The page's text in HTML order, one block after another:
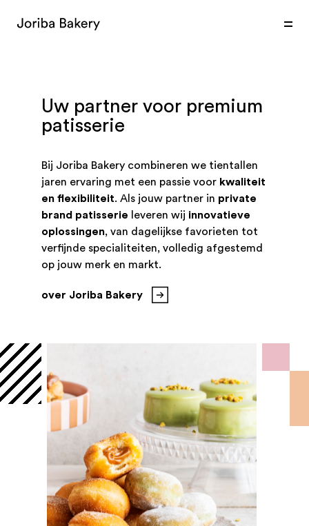
markten
Uw partner voor premium
patisserie
Bij Joriba Bakery combineren we tientallen
jaren ervaring met een passie voor kwaliteit
en flexibiliteit. Als jouw partner in private
brand patisserie leveren wij innovatieve
oplossingen, van dagelijkse favorieten tot
verfijnde specialiteiten, volledig afgestemd
op jouw merk en markt.
over Joriba Bakery